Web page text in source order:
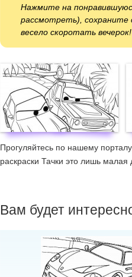
Нажмите на
рассмотреть),
весело скоротать вечерок!
Прогуляйтесь по нашему
раскраски Тачки это лишь малая
Вам будет